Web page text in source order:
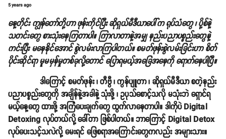
5 years ago
နေ့တိုင်း ကျွန်တော်တို့ဟာ ဖုန်းကိုင်ပြီး ဆိုရှယ်မီဒီယာပေါ်က ရုပ်သံတွေ ၊ ပို့စ်နဲ့
သတင်းတွေ စားသုံးနေကြတာပါ။ ကြာလာတာနဲ့အမျှ နည်းပညာပစ္စည်းတွေနဲ့
ကင်းပြီး မနေနိုင်အောင် စွဲလမ်းလာကြပါတယ်။ စမတ်ဖုန်းစွဲလမ်းခြင်းဟာ စိတ်
ပိုင်းဆိုင်ရာ မူမမှန်မှုတစ်ခုလို့တောင် ပြောရမယ့်အခြေအနေကို ရောက်နေပါပြီ။
ဒါကြောင့် စမတ်ဖုန်း ၊ တီဗွီ ၊ ကွန်ပျူတာ ၊ ဆိုရှယ်မီဒီယာ စတဲ့နည်း
ပညာပစ္စည်းတွေကို အချိန်နဲ့အခါနဲ့ သုံးဖို့ ၊ ဥပုသ်စောင့်သလို မသုံးဘဲ ရှောင်ရ
မယ့်နေ့တွေ ထားဖို့ အကြံပေးချက်တွေ ထွက်လာနေတာပါ။ ဒါကိုပဲ Digital
Detoxing လုပ်တယ်လို့ ခေါ်တာ ဖြစ်ပါတယ်။ ဘာကြောင့် Digital Detox
လုပ်ပေးသင့်သလဲလို့ မေးရင် ဖြေစရာအကြောင်းတွေကလည်း အများသား။